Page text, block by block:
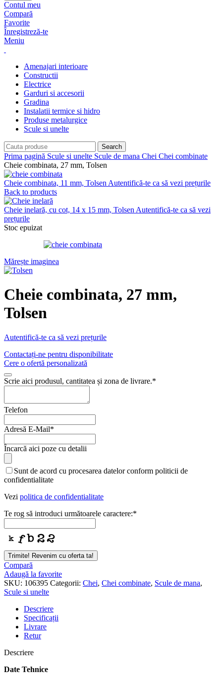
Contul meu
Compară
Favorite
Înregistreză-te
Meniu
Amenajari interioare
Constructii
Electrice
Garduri si accesorii
Gradina
Instalatii termice si hidro
Produse metalurgice
Scule si unelte
Search
Prima pagină Scule si unelte Scule de mana Chei Chei combinate
Cheie combinata, 27 mm, Tolsen
Cheie combinata, 11 mm, Tolsen Autentifică-te ca să vezi prețurile
Back to products
Cheie inelară, cu cot, 14 x 15 mm, Tolsen Autentifică-te ca să vezi
prețurile
Stoc epuizat
Mărește imaginea
Cheie combinata, 27 mm,
Tolsen
Autentifică-te ca să vezi prețurile
Contactați-ne pentru disponibilitate
Cere o ofertă personalizată
Scrie aici produsul, cantitatea și zona de livrare.*
Telefon
Adresă E-Mail*
Email*
Încarcă aici poze cu detalii
Sunt de acord cu procesarea datelor conform politicii de
confidentialitate
Vezi politica de confidentialitate
Te rog să introduci următoarele caractere:*
Trimite! Revenim cu oferta ta!
Compară
Adaugă la favorite
SKU: 106395 Categorii: Chei, Chei combinate, Scule de mana,
Scule si unelte
Descriere
Specificații
Livrare
Retur
Descriere
Date Tehnice